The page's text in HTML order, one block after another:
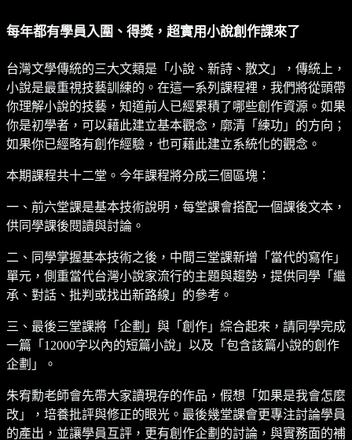
每年都有學員入圍、得獎，超實用小說創作課來了
台灣文學傳統的三大文類是「小說、新詩、散文」，傳統上，
小說是最重視技藝訓練的。在這一系列課程裡，我們將從頭帶
你理解小說的技藝，知道前人已經累積了哪些創作資源。如果
你是初學者，可以藉此建立基本觀念，廓清「練功」的方向；
如果你已經略有創作經驗，也可藉此建立系統化的觀念。
本期課程共十二堂。今年課程將分成三個區塊：
一、前六堂課是基本技術說明，每堂課會搭配一個課後文本，
供同學課後閱讀與討論。
二、同學掌握基本技術之後，中間三堂課新增「當代的寫作」
單元，側重當代台灣小說家流行的主題與趨勢，提供同學「繼
承、對話、批判或找出新路線」的參考。
三、最後三堂課將「企劃」與「創作」綜合起來，請同學完成
一篇「12000字以內的短篇小說」以及「包含該篇小說的創作
企劃」。
朱宥勳老師會先帶大家讀現存的作品，假想「如果是我會怎麼
改」，培養批評與修正的眼光。最後幾堂課會更專注討論學員
的產出，並讓學員互評，更有創作企劃的討論，與實務面的補